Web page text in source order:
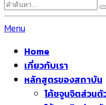
Menu
Home
เกี่ยวกับเรา
หลักสูตรของสถาบัน
โค้ชจูนจิตส่วนตั